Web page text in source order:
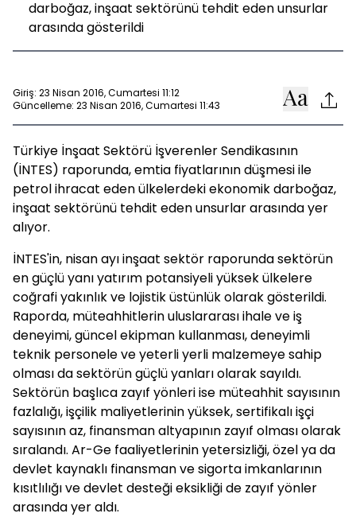
darboğaz, inşaat sektörünü tehdit eden unsurlar
arasında gösterildi
Giriş: 23 Nisan 2016, Cumartesi 11:12
Güncelleme: 23 Nisan 2016, Cumartesi 11:43
Türkiye İnşaat Sektörü İşverenler Sendikasının
(İNTES) raporunda, emtia fiyatlarının düşmesi ile
petrol ihracat eden ülkelerdeki ekonomik darboğaz,
inşaat sektörünü tehdit eden unsurlar arasında yer
alıyor.
İNTES'in, nisan ayı inşaat sektör raporunda sektörün
en güçlü yanı yatırım potansiyeli yüksek ülkelere
coğrafi yakınlık ve lojistik üstünlük olarak gösterildi.
Raporda, müteahhitlerin uluslararası ihale ve iş
deneyimi, güncel ekipman kullanması, deneyimli
teknik personele ve yeterli yerli malzemeye sahip
olması da sektörün güçlü yanları olarak sayıldı.
Sektörün başlıca zayıf yönleri ise müteahhit sayısının
fazlalığı, işçilik maliyetlerinin yüksek, sertifikalı işçi
sayısının az, finansman altyapının zayıf olması olarak
sıralandı. Ar-Ge faaliyetlerinin yetersizliği, özel ya da
devlet kaynaklı finansman ve sigorta imkanlarının
kısıtlılığı ve devlet desteği eksikliği de zayıf yönler
arasında yer aldı.